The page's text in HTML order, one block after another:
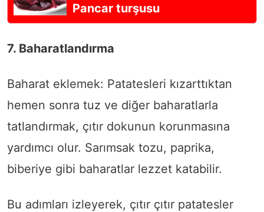
Pancar turşusu
7. Baharatlandırma
Baharat eklemek: Patatesleri kızarttıktan
hemen sonra tuz ve diğer baharatlarla
tatlandırmak, çıtır dokunun korunmasına
yardımcı olur. Sarımsak tozu, paprika,
biberiye gibi baharatlar lezzet katabilir.
Bu adımları izleyerek, çıtır çıtır patatesler